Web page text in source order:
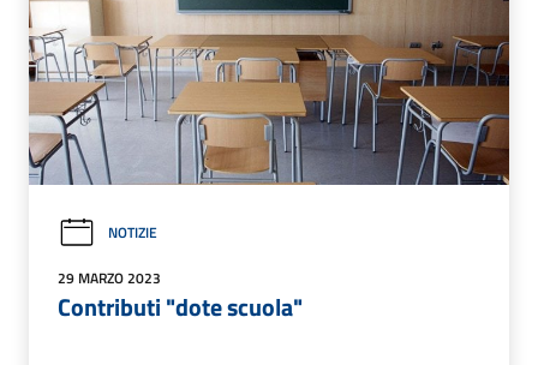
NOTIZIE
29 MARZO 2023
Contributi "dote scuola"